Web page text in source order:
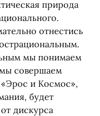
природа
отнестись
мы понимаем
совершаем
«Эрос и Космос»,
будет
дискурса